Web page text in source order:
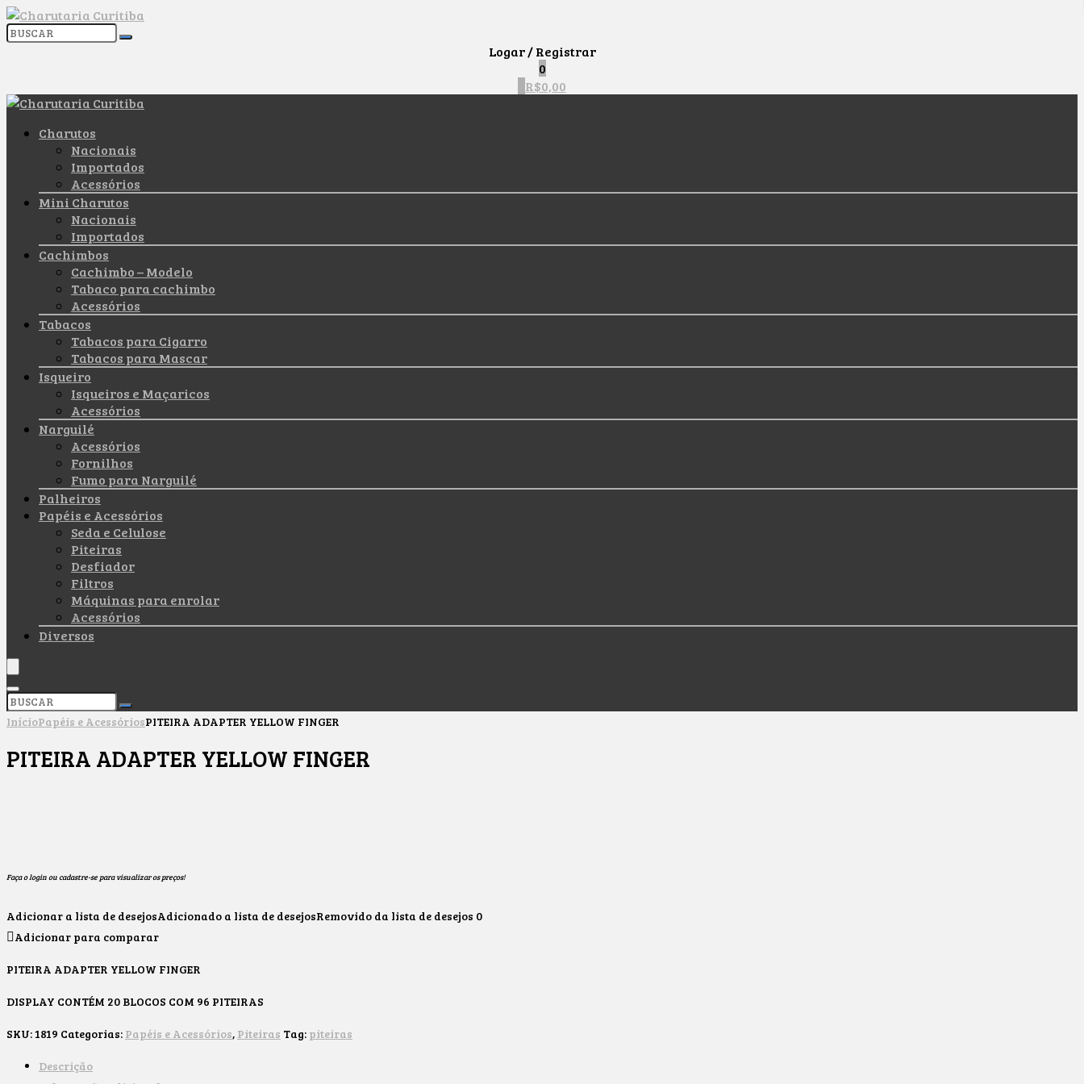
Logar / Registrar
0
R$0,00
Charutos
Nacionais
Importados
Acessórios
Mini Charutos
Nacionais
Importados
Cachimbos
Cachimbo – Modelo
Tabaco para cachimbo
Acessórios
Tabacos
Tabacos para Cigarro
Tabacos para Mascar
Isqueiro
Isqueiros e Maçaricos
Acessórios
Narguilé
Acessórios
Fornilhos
Fumo para Narguilé
Palheiros
Papéis e Acessórios
Seda e Celulose
Piteiras
Desfiador
Filtros
Máquinas para enrolar
Acessórios
Diversos
InícioPapéis e AcessóriosPITEIRA ADAPTER YELLOW FINGER
PITEIRA ADAPTER YELLOW FINGER
Faça o login ou cadastre-se para visualizar os preços!
Adicionar a lista de desejosAdicionado a lista de desejosRemovido da lista de desejos 0
Adicionar para comparar
PITEIRA ADAPTER YELLOW FINGER
DISPLAY CONTÉM 20 BLOCOS COM 96 PITEIRAS
SKU:1819 Categorias: Papéis e Acessórios, Piteiras Tag: piteiras
Descrição